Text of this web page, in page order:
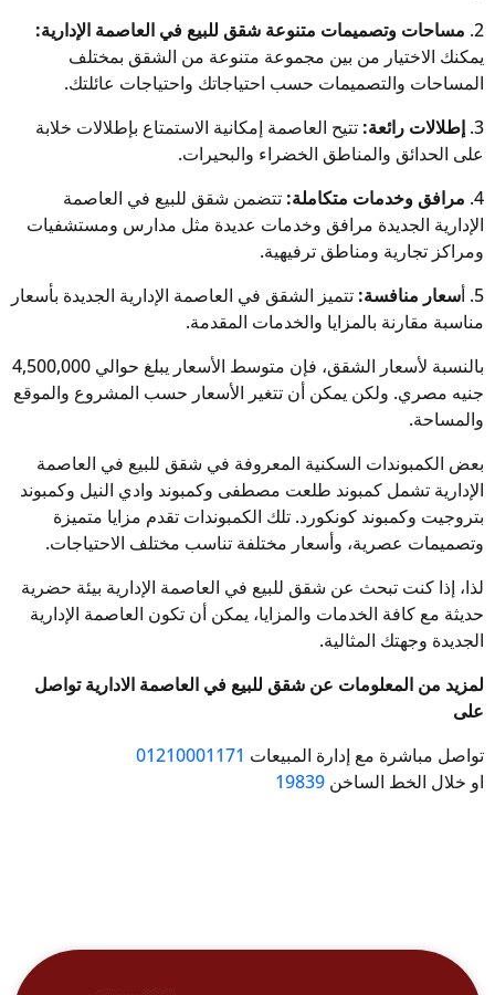
2. مساحات وتصميمات متنوعة شقق للبيع في العاصمة الإدارية:
يمكنك الاختيار من بين مجموعة متنوعة من الشقق بمختلف
المساحات والتصميمات حسب احتياجاتك واحتياجات عائلتك.
3. إطلالات رائعة: تتيح العاصمة إمكانية الاستمتاع بإطلالات خلابة
على الحدائق والمناطق الخضراء والبحيرات.
4. مرافق وخدمات متكاملة: تتضمن شقق للبيع في العاصمة
الإدارية الجديدة مرافق وخدمات عديدة مثل مدارس ومستشفيات
ومراكز تجارية ومناطق ترفيهية.
5. أ سعار منافسة: تتميز الشقق في العاصمة الإدارية الجديدة بأسعار
مناسبة مقارنة بالمزايا والخدمات المقدمة.
بالنسبة لأسعار الشقق، فإن متوسط الأسعار يبلغ حوالي 4,500,000
جنيه مصري. ولكن يمكن أن تتغير الأسعار حسب المشروع والموقع
والمساحة.
بعض الكمبوندات السكنية المعروفة في شقق للبيع في العاصمة
الإدارية تشمل كمبوند طلعت مصطفى وكمبوند وادي النيل وكمبوند
بتروجيت وكمبوند كونكورد. تلك الكمبوندات تقدم مزايا متميزة
وتصميمات عصرية، وأسعار مختلفة تناسب مختلف الاحتياجات.
لذا، إذا كنت تبحث عن شقق للبيع في العاصمة الإدارية بيئة حضرية
حديثة مع كافة الخدمات والمزايا، يمكن أن تكون العاصمة الإدارية
الجديدة وجهتك المثالية.
لمزيد من المعلومات عن شقق للبيع في العاصمة الادارية تواصل
على
تواصل مباشرة مع إدارة المبيعات 01210001171
او خلال الخط الساخن 19839